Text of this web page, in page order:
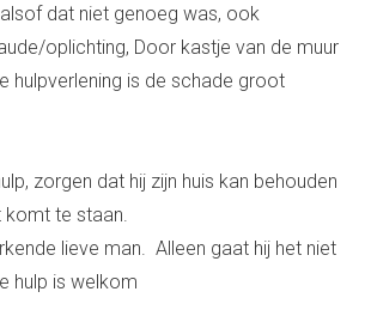
dat niet genoeg was, ook
oplichting, Door kastje van de muur
hulpverlening is de schade groot
zorgen dat hij zijn huis kan behouden
komt te staan.
lieve man. Alleen gaat hij het niet
hulp is welkom